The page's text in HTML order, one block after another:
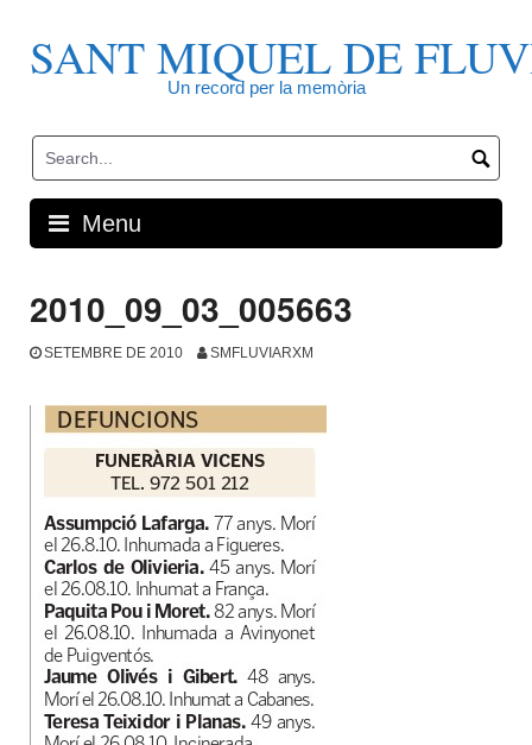
contentSANT MIQUEL DE
Un record per la memòria
Menu
2010_09_03_005663
SETEMBRE DE 2010 SMFLUVIARXM